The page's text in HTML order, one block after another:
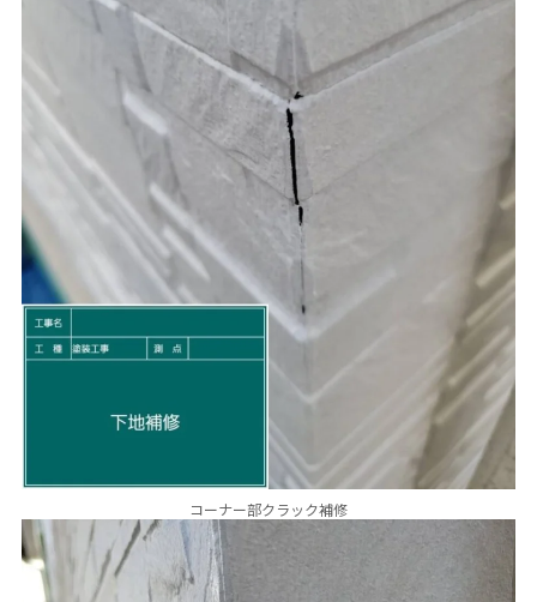
コーナー部クラック補修